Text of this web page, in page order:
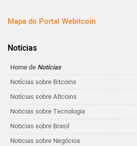
Mapa do Portal Webitcoin
Notícias
Home de Notícias
Notícias sobre Bitcoins
Notícias sobre Altcoins
Noticias sobre Tecnologia
Noticias sobre Brasil
Noticias sobre Negócios